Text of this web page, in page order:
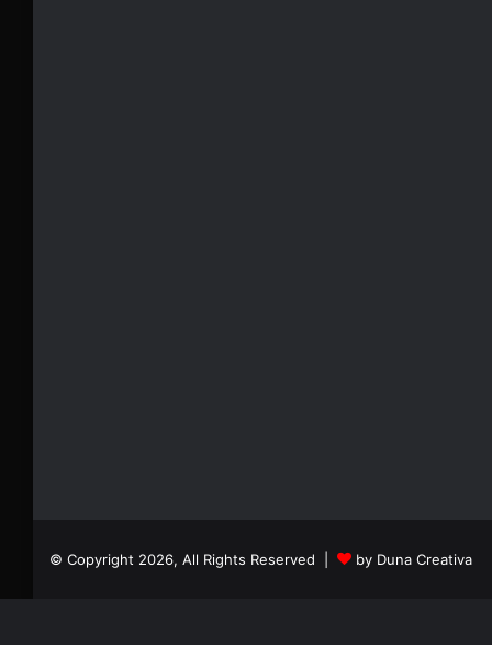
© Copyright 2026, All Rights Reserved | by Duna Creativa